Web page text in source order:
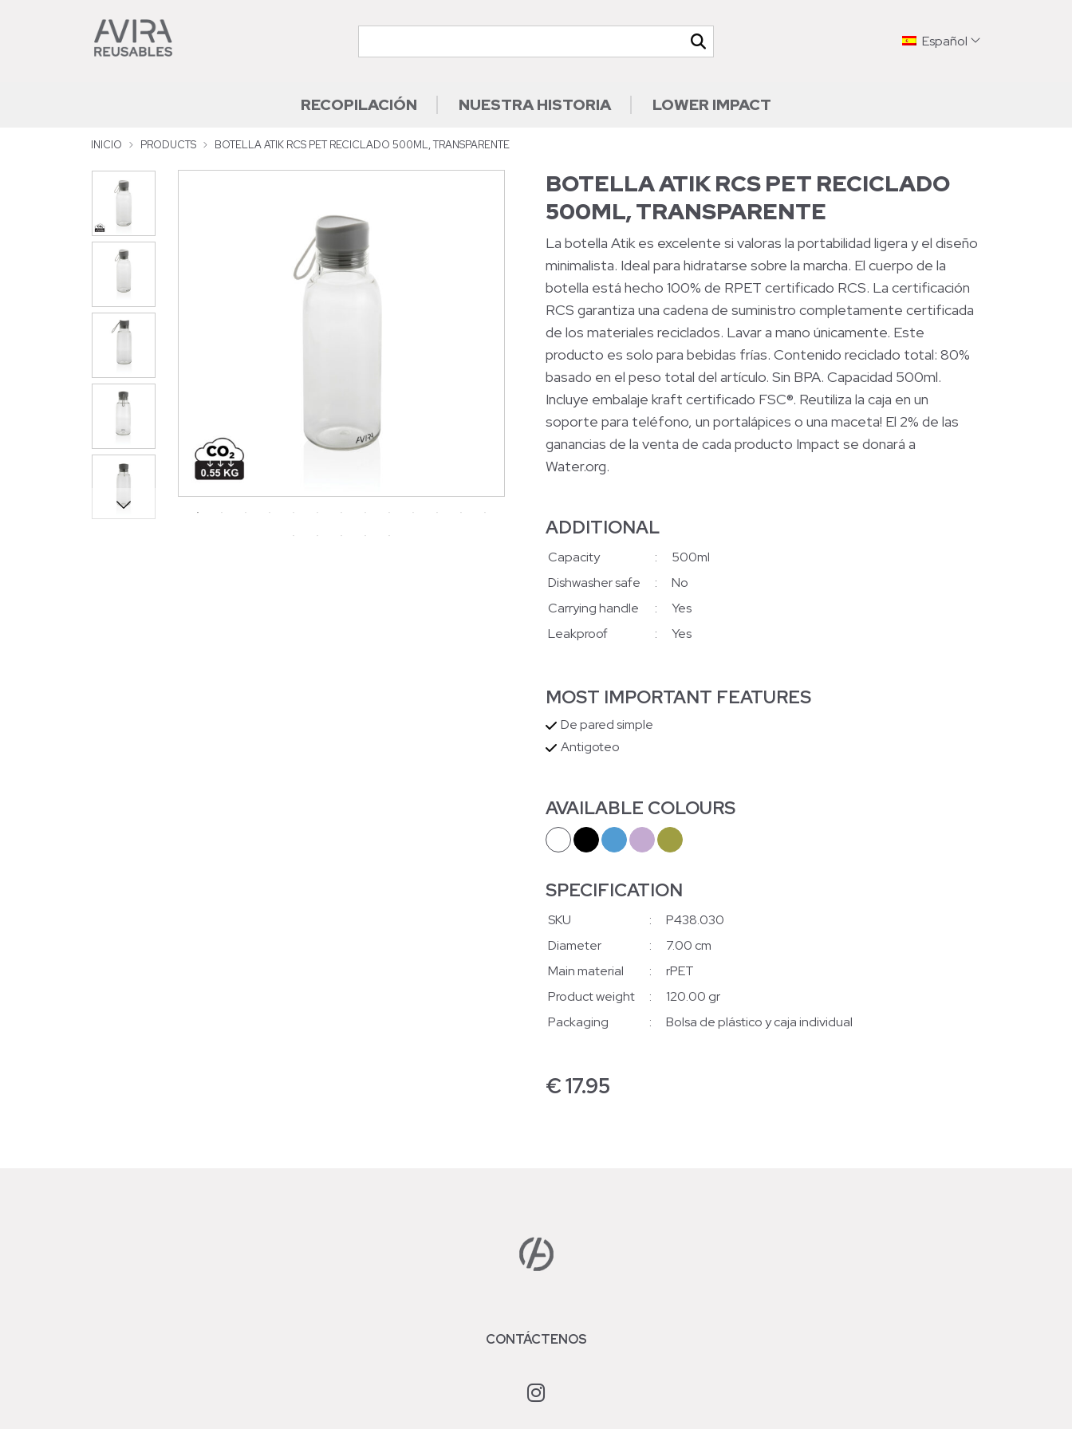
Español
RECOPILACIÓN NUESTRA HISTORIA LOWER IMPACT
INICIO PRODUCTS BOTELLA ATIK RCS PET RECICLADO 500ML, TRANSPARENTE
BOTELLA ATIK RCS PET RECICLADO
500ML, TRANSPARENTE
La botella Atik es excelente si valoras la portabilidad ligera y el diseño
minimalista. Ideal para hidratarse sobre la marcha. El cuerpo de la
botella está hecho 100% de RPET certificado RCS. La certificación
RCS garantiza una cadena de suministro completamente certificada
de los materiales reciclados. Lavar a mano únicamente. Este
producto es solo para bebidas frías. Contenido reciclado total: 80%
basado en el peso total del artículo. Sin BPA. Capacidad 500ml.
Incluye embalaje kraft certificado FSC®. Reutiliza la caja en un
soporte para teléfono, un portalápices o una maceta! El 2% de las
ganancias de la venta de cada producto Impact se donará a
Water.org.
ADDITIONAL
Capacity :
500ml
Dishwasher safe
:
No
Carrying handle
:
Yes
Leakproof
: Yes
MOST IMPORTANT FEATURES
De pared simple
Antigoteo
AVAILABLE COLOURS
SPECIFICATION
SKU :
P438.030
Diameter
:
7.00 cm
Main material
:
rPET
Product weight
:
120.00 gr
Packaging
: Bolsa de plástico y caja individual
€17.95
CONTÁCTENOS